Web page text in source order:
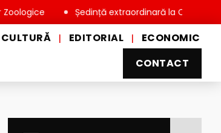
Ședință extraordinară la Consiliul Local
CULTURĂ | EDITORIAL |
ECONOMIC
CONTACT